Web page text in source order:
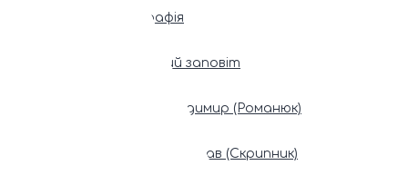
Біографія
Духовний заповіт
Патріарх Володимир (Романюк)
Патріарх Мстислав (Скрипник)